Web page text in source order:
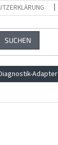
SUCHEN
Adapter